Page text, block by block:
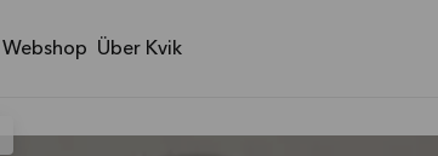
Webshop Über Kvik